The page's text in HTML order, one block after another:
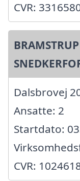
CVR:
Dalsbrovej
Ansatte: 2
Startdato:
CVR: